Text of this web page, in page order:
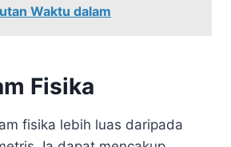
Waktu dalam
Fisika
fisika lebih luas daripada